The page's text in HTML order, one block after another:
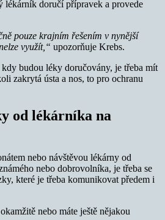
lékárník doručí přípravek a provede
pouze krajním řešením v nynější
využít,“ upozorňuje Krebs.
budou léky doručovány, je třeba mít
zakrytá ústa a nos, to pro ochranu
od lékárníka na
nebo návštěvou lékárny od
nebo dobrovolníka, je třeba se
které je třeba komunikovat předem i
nebo máte ještě nějakou